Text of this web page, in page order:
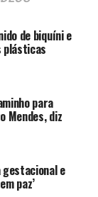
com o
uma
das
de biquíni e
para
Mendes, diz
e
paz’